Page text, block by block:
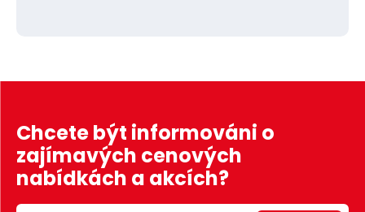
Chcete být informováni o
zajímavých cenových
nabídkách a akcích?